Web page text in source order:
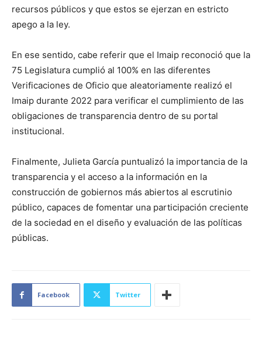
recursos públicos y que estos se ejerzan en estricto
apego a la ley.
En ese sentido, cabe referir que el Imaip reconoció que la
75 Legislatura cumplió al 100% en las diferentes
Verificaciones de Oficio que aleatoriamente realizó el
Imaip durante 2022 para verificar el cumplimiento de las
obligaciones de transparencia dentro de su portal
institucional.
Finalmente, Julieta García puntualizó la importancia de la
transparencia y el acceso a la información en la
construcción de gobiernos más abiertos al escrutinio
público, capaces de fomentar una participación creciente
de la sociedad en el diseño y evaluación de las políticas
públicas.
Facebook Twitter